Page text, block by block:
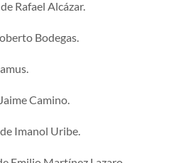
Rafael Alcázar.
Bodegas.
Camino.
Imanol Uribe.